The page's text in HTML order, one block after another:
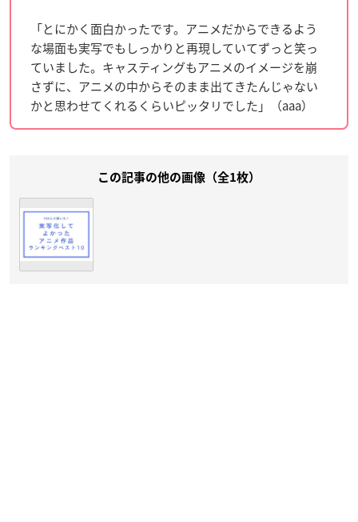
「とにかく面白かったです。アニメだからできるよう
な場面も実写でもしっかりと再現していてずっと笑っ
ていました。キャスティングもアニメのイメージを崩
さずに、アニメの中からそのまま出てきたんじゃない
かと思わせてくれるくらいピッタリでした」（aaa）
この記事の他の画像（全1枚）